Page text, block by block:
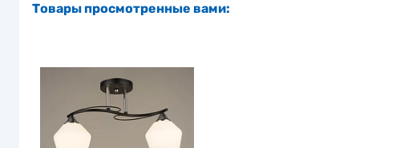
Товары просмотренные вами: